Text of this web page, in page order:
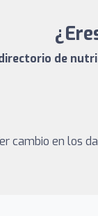
de
cambio en los